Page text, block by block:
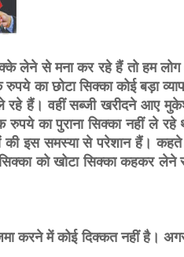
लेने से मना कर रहे हैं तो हम लोग
का छोटा सिक्का कोई बड़ा
रहे हैं। वहीं सब्जी खरीदने आए
रुपये का पुराना सिक्का नहीं ले रहे
की इस समस्या से परेशान हैं।
सिक्का को खोटा सिक्का कहकर लेने
करने में कोई दिक्कत नहीं है।